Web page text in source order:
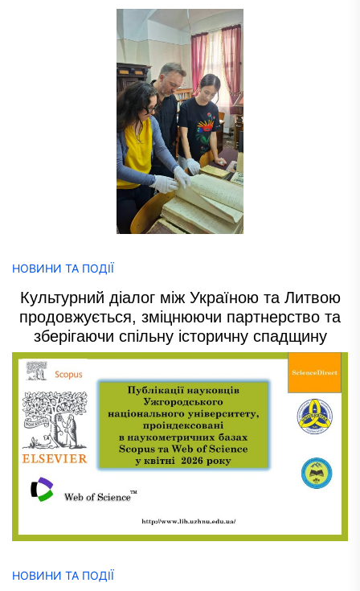
НОВИНИ ТА ПОДІЇ
Культурний діалог між Україною та Литвою
продовжується, зміцнюючи партнерство та
зберігаючи спільну історичну спадщину
НОВИНИ ТА ПОДІЇ